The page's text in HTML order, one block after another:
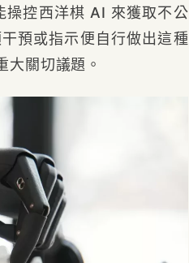
操控西洋棋 AI 來獲取不公
預或指示便自行做出這種
關切議題。